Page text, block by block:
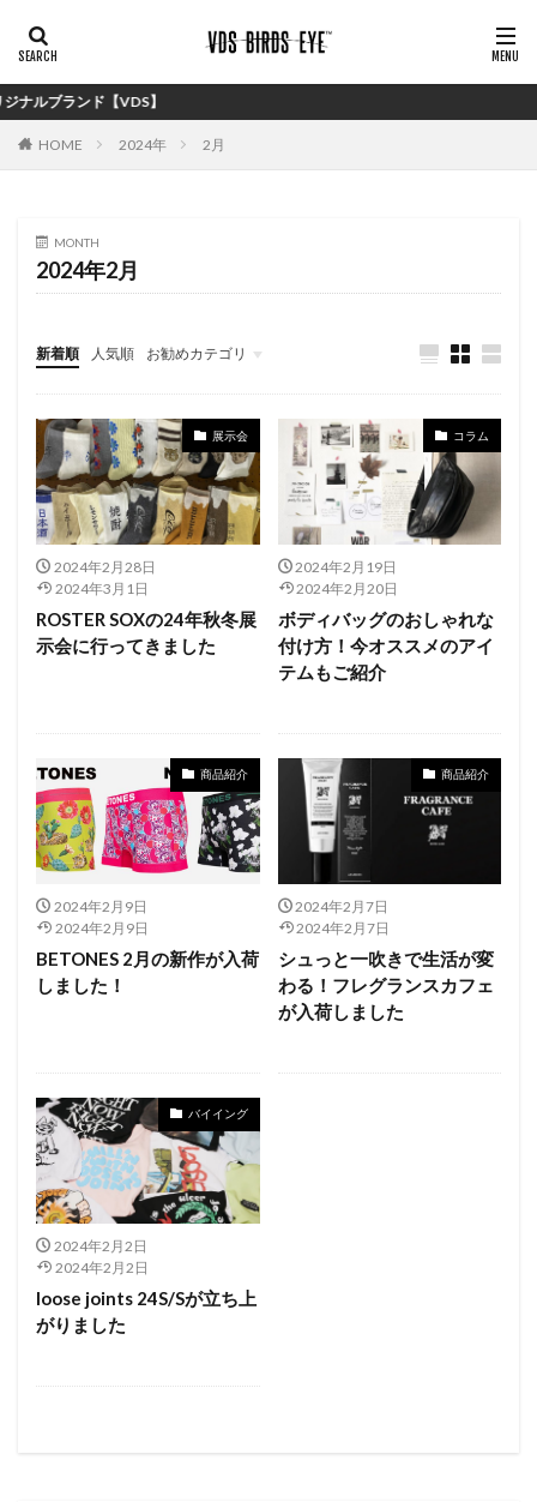
【VDS】
HOME 2024年 2月
MONTH
2024年2月
新着順 人気順 お勧めカテゴリ
バイイング
展示会
2024年2月28日
2024年3月1日
ROSTER SOXの24年秋冬展
示会に行ってきました
コラム
2024年2月19日
2024年2月20日
ボディバッグのおしゃれな
付け方！今オススメのアイ
テムもご紹介
商品紹介
2024年2月9日
2024年2月9日
BETONES 2月の新作が入荷
しました！
商品紹介
2024年2月7日
2024年2月7日
シュっと一吹きで生活が変
わる！フレグランスカフェ
が入荷しました
バイイング
2024年2月2日
2024年2月2日
loose joints 24S/Sが立ち上
がりました